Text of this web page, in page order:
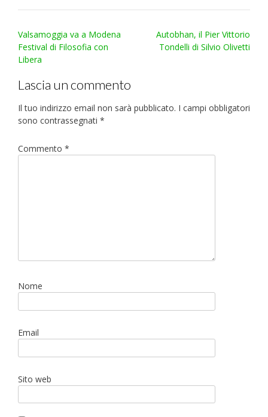
Post
navigation
Valsamoggia va a Modena
Festival di Filosofia con
Libera
Autobhan, il Pier Vittorio
Tondelli di Silvio Olivetti
Lascia un commento
Il tuo indirizzo email non sarà pubblicato. I campi obbligatori
sono contrassegnati *
Commento *
Nome
Email
Sito web